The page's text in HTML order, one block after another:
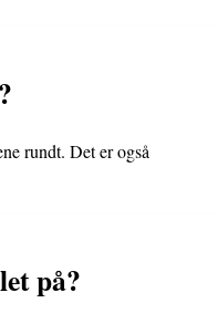
rundt. Det er også
på?